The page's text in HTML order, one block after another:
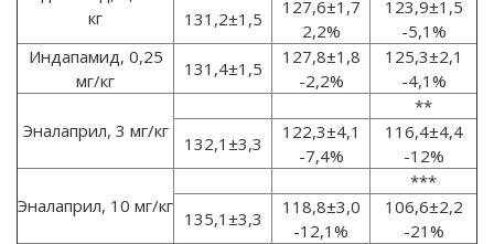
кг
131,2±1,5
127,6±1,7
2,2%
123,9±1,5
-5,1%
Индапамид, 0,25
мг/кг
131,4±1,5
127,8±1,8
-2,2%
125,3±2,1
-4,1%
Эналаприл, 3 мг/кг
**
132,1±3,3
122,3±4,1
-7,4%
116,4±4,4
-12%
Эналаприл, 10 мг/кг
***
135,1±3,3
118,8±3,0
-12,1%
106,6±2,2
-21%